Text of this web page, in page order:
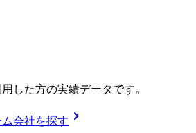
した方の実績データです。
会社を探す chevron_right